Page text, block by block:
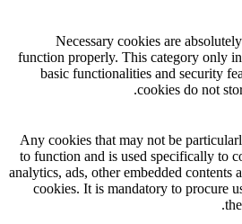
Necessary cookies are
function properly. This category only
basic functionalities and security
cookies do not
Any cookies that may not be
to function and is used specifically to
analytics, ads, other embedded contents
cookies. It is mandatory to procure